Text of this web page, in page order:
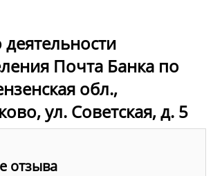
Почта Банка по
обл.,
ул. Советская, д. 5
отзыва